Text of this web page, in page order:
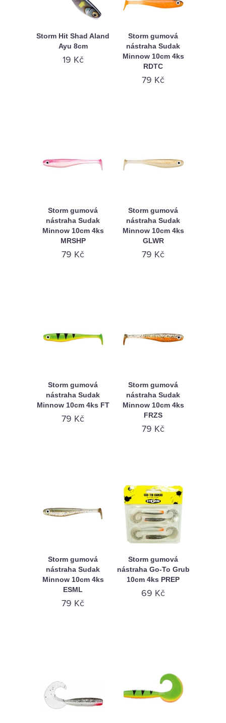
Storm Hit Shad Aland
Ayu 8cm
19 Kč
Storm gumová
nástraha Sudak
Minnow 10cm 4ks
RDTC
79 Kč
Storm gumová
nástraha Sudak
Minnow 10cm 4ks
MRSHP
79 Kč
Storm gumová
nástraha Sudak
Minnow 10cm 4ks
GLWR
79 Kč
Storm gumová
nástraha Sudak
Minnow 10cm 4ks FT
79 Kč
Storm gumová
nástraha Sudak
Minnow 10cm 4ks
FRZS
79 Kč
Storm gumová
nástraha Sudak
Minnow 10cm 4ks
ESML
79 Kč
Storm gumová
nástraha Go-To Grub
10cm 4ks PREP
69 Kč